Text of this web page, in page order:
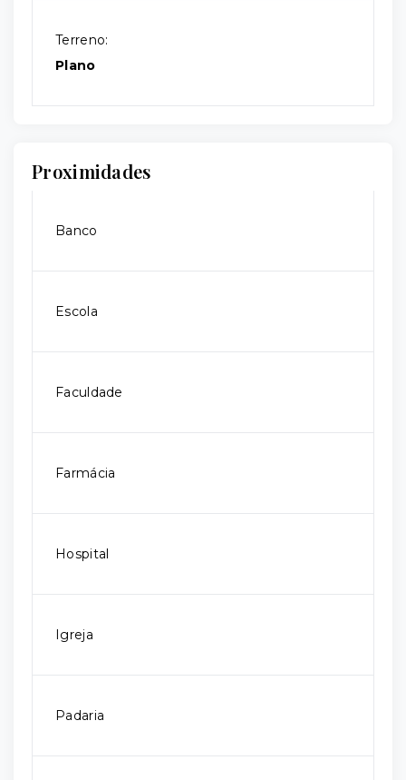
Terreno:
Plano
Proximidades
Banco
Escola
Faculdade
Farmácia
Hospital
Igreja
Padaria